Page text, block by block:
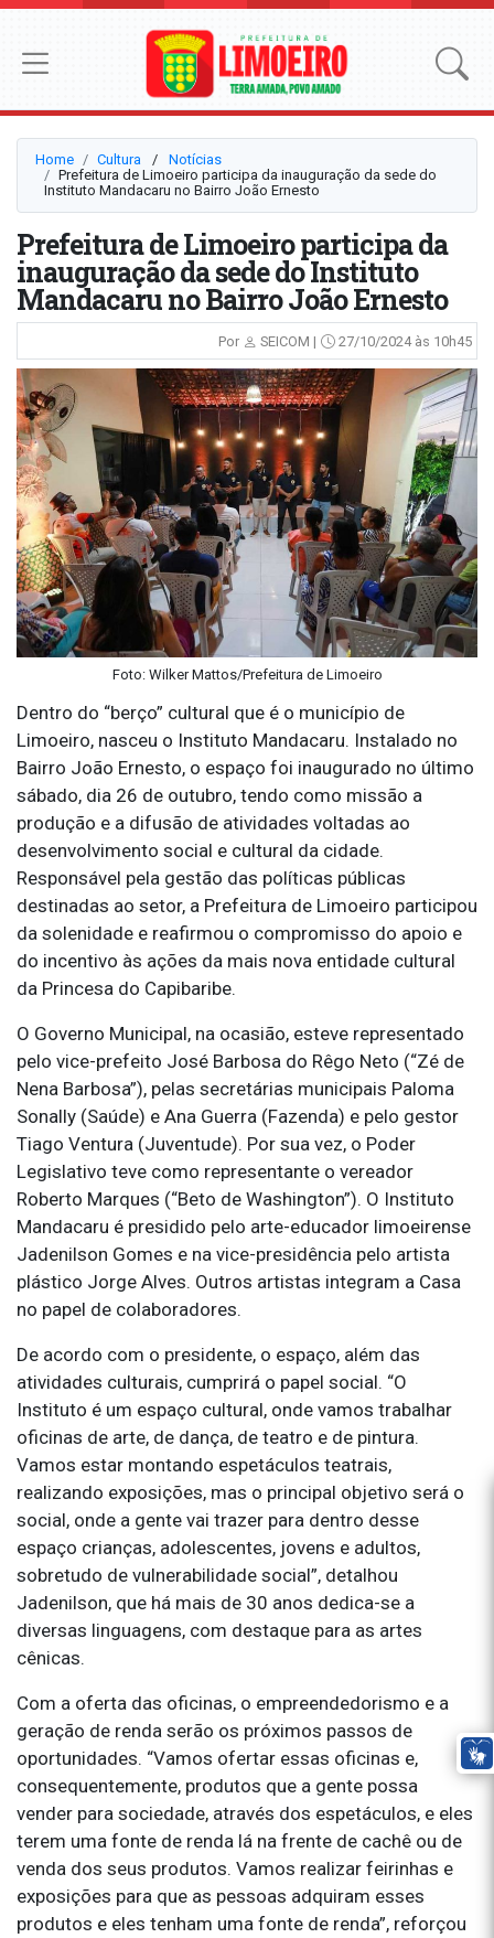
Home Cultura ⠀/⠀ Notícias
Prefeitura de Limoeiro participa da inauguração da sede do
Instituto Mandacaru no Bairro João Ernesto
Prefeitura de Limoeiro participa da
inauguração da sede do Instituto
Mandacaru no Bairro João Ernesto
Por SEICOM | 27/10/2024 às 10h45
Foto: Wilker Mattos/Prefeitura de Limoeiro
Dentro do “berço” cultural que é o município de
Limoeiro, nasceu o Instituto Mandacaru. Instalado no
Bairro João Ernesto, o espaço foi inaugurado no último
sábado, dia 26 de outubro, tendo como missão a
produção e a difusão de atividades voltadas ao
desenvolvimento social e cultural da cidade.
Responsável pela gestão das políticas públicas
destinadas ao setor, a Prefeitura de Limoeiro participou
da solenidade e reafirmou o compromisso do apoio e
do incentivo às ações da mais nova entidade cultural
da Princesa do Capibaribe.
O Governo Municipal, na ocasião, esteve representado
pelo vice-prefeito José Barbosa do Rêgo Neto (“Zé de
Nena Barbosa”), pelas secretárias municipais Paloma
Sonally (Saúde) e Ana Guerra (Fazenda) e pelo gestor
Tiago Ventura (Juventude). Por sua vez, o Poder
Legislativo teve como representante o vereador
Roberto Marques (“Beto de Washington”). O Instituto
Mandacaru é presidido pelo arte-educador limoeirense
Jadenilson Gomes e na vice-presidência pelo artista
plástico Jorge Alves. Outros artistas integram a Casa
no papel de colaboradores.
De acordo com o presidente, o espaço, além das
atividades culturais, cumprirá o papel social. “O
Instituto é um espaço cultural, onde vamos trabalhar
oficinas de arte, de dança, de teatro e de pintura.
Vamos estar montando espetáculos teatrais,
realizando exposições, mas o principal objetivo será o
social, onde a gente vai trazer para dentro desse
espaço crianças, adolescentes, jovens e adultos,
sobretudo de vulnerabilidade social”, detalhou
Jadenilson, que há mais de 30 anos dedica-se a
diversas linguagens, com destaque para as artes
cênicas.
Com a oferta das oficinas, o empreendedorismo e a
geração de renda serão os próximos passos de
oportunidades. “Vamos ofertar essas oficinas e,
consequentemente, produtos que a gente possa
vender para sociedade, através dos espetáculos, e eles
terem uma fonte de renda lá na frente de cachê ou de
venda dos seus produtos. Vamos realizar feirinhas e
exposições para que as pessoas adquiram esses
produtos e eles tenham uma fonte de renda”, reforçou